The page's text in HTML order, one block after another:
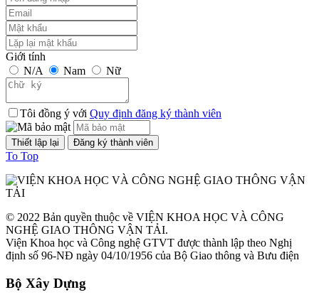
TCVN 6723:2000
Phương tiện giao thông đường bộ. Ô tô khách cỡ nhỏ. Yêu cầu về
cấu tạo trong công nhận kiểu.
Thời gian đăng: 08/08/2026
TCVN 6724:20001
Phương tiện giao thông đường bộ. Ô tô khách cỡ lớn. Yêu cầu về
cấu tạo chung trong công nhận kiểu
Thời gian đăng: 08/08/2026
lượt xem: 1144 | lượt tải:0
TCVN 6565:2006
động cơ cháy do nén. Yêu cầu và phương pháp thử trong phê duyệt
kiểu
Giới tính
N/A
Nam Nữ
Tôi đồng ý với Quy định đăng ký thành viên
To Top
© 2022 Bản quyền thuộc về VIỆN KHOA HỌC VÀ CÔNG
NGHỆ GIAO THÔNG VẬN TẢI.
Viện Khoa học và Công nghệ GTVT được thành lập theo Nghị
định số 96-NĐ ngày 04/10/1956 của Bộ Giao thông và Bưu điện
Bộ Xây Dựng